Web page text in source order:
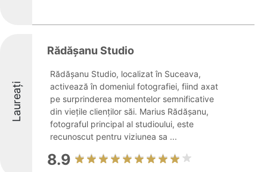
Laureați
Rădășanu Studio
Rădășanu Studio, localizat în Suceava,
activează în domeniul fotografiei, fiind axat
pe surprinderea momentelor semnificative
din viețile clienților săi. Marius Rădășanu,
fotograful principal al studioului, este
recunoscut pentru viziunea sa ...
8.9